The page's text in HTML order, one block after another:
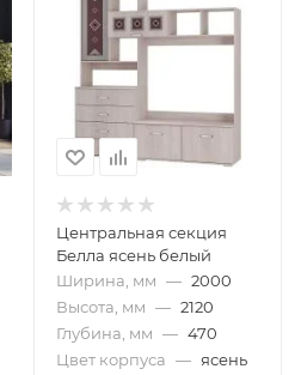
Центральная секция
Белла ясень белый
Ширина, мм — 2000
Высота, мм — 2120
Глубина, мм — 470
Цвет корпуса — ясень